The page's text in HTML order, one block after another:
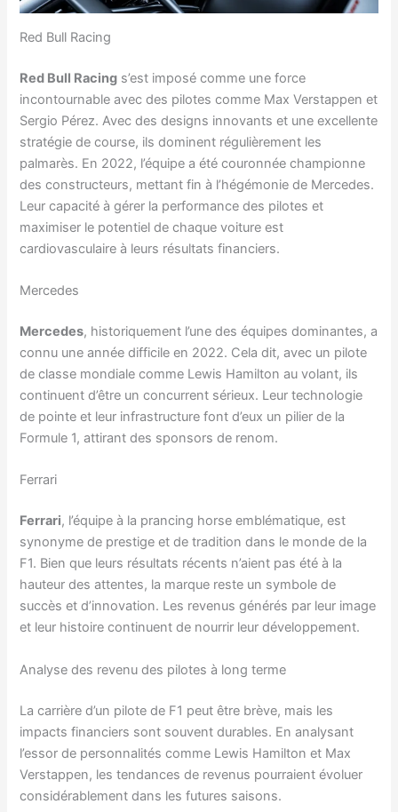
Red Bull Racing
Red Bull Racing s’est imposé comme une force
incontournable avec des pilotes comme Max Verstappen et
Sergio Pérez. Avec des designs innovants et une excellente
stratégie de course, ils dominent régulièrement les
palmarès. En 2022, l’équipe a été couronnée championne
des constructeurs, mettant fin à l’hégémonie de Mercedes.
Leur capacité à gérer la performance des pilotes et
maximiser le potentiel de chaque voiture est
cardiovasculaire à leurs résultats financiers.
Mercedes
Mercedes, historiquement l’une des équipes dominantes, a
connu une année difficile en 2022. Cela dit, avec un pilote
de classe mondiale comme Lewis Hamilton au volant, ils
continuent d’être un concurrent sérieux. Leur technologie
de pointe et leur infrastructure font d’eux un pilier de la
Formule 1, attirant des sponsors de renom.
Ferrari
Ferrari, l’équipe à la prancing horse emblématique, est
synonyme de prestige et de tradition dans le monde de la
F1. Bien que leurs résultats récents n’aient pas été à la
hauteur des attentes, la marque reste un symbole de
succès et d’innovation. Les revenus générés par leur image
et leur histoire continuent de nourrir leur développement.
Analyse des revenu des pilotes à long terme
La carrière d’un pilote de F1 peut être brève, mais les
impacts financiers sont souvent durables. En analysant
l’essor de personnalités comme Lewis Hamilton et Max
Verstappen, les tendances de revenus pourraient évoluer
considérablement dans les futures saisons.